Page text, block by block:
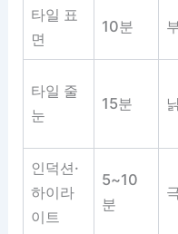
타일 표
면
10분
타일 줄
눈
15분
인덕션·
하이라
이트
5~10
분